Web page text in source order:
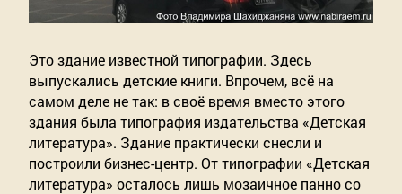
Это здание известной типографии. Здесь
выпускались детские книги. Впрочем, всё на
самом деле не так: в своё время вместо этого
здания была типография издательства «Детская
литература». Здание практически снесли и
построили бизнес-центр. От типографии «Детская
литература» осталось лишь мозаичное панно со